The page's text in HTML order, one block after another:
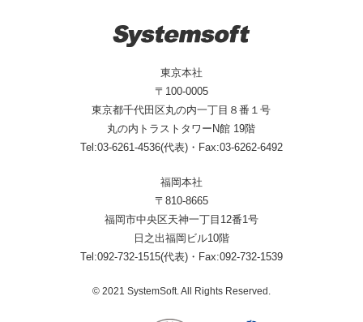
東京本社
〒100-0005
東京都千代田区丸の内一丁目８番１号
丸の内トラストタワーN館 19階
Tel:03-6261-4536(代表)・Fax:03-6262-6492
福岡本社
〒810-8665
福岡市中央区天神一丁目12番1号
日之出福岡ビル10階
Tel:092-732-1515(代表)・Fax:092-732-1539
© 2021 SystemSoft. All Rights Reserved.